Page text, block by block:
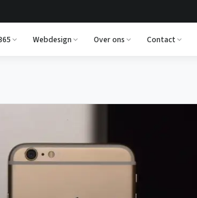
Webdesign Over ons Contact